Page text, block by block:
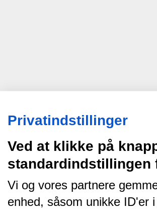
Privatindstillinger
Ved at klikke på
standardindstillingen
Vi og vores partnere
enhed, såsom unikke ID'er